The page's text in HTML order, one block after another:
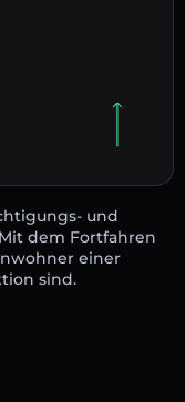
und
dem Fortfahren
einer
sind.